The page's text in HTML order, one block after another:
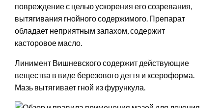
повреждение с целью ускорения его созревания,
вытягивания гнойного содержимого. Препарат
обладает неприятным запахом, содержит
касторовое масло.
Линимент Вишневского содержит действующие
вещества в виде березового дегтя и ксероформа.
Мазь вытягивает гной из фурункула.